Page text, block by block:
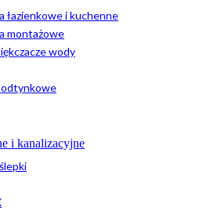
łazienkowe i kuchenne
montażowe
wody
i kanalizacyjne